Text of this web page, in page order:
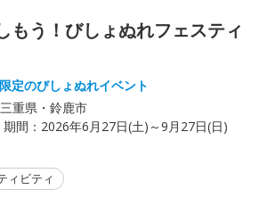
もう！びしょぬれフェスティ
定のびしょぬれイベント
三重県・鈴鹿市
期間： 2026年6月27日(土)～9月27日(日)
ィビティ